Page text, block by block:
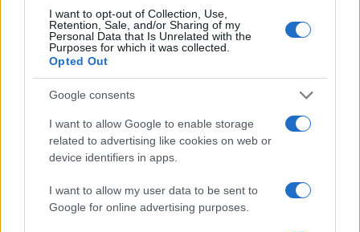
I want to opt-out of Collection, Use,
Retention, Sale, and/or Sharing of my
Personal Data that Is Unrelated with the
Purposes for which it was collected.
Opted Out
Google consents
I want to allow Google to enable storage
related to advertising like cookies on web or
device identifiers in apps.
I want to allow my user data to be sent to
Google for online advertising purposes.
Andrea Innocenti · 5 Ago 2026